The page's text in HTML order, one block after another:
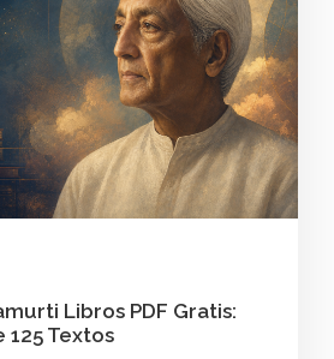
Libros PDF Gratis:
125 Textos